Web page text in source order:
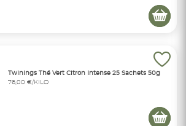
Twinings Thé Vert Citron Intense 25 Sachets 50g
76,00 €/KILO